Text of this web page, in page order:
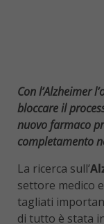
Con l’Alzheimer
bloccare il
nuovo farmaco
completamento
La ricerca sull’
settore medico
tagliati
di tutto è stata